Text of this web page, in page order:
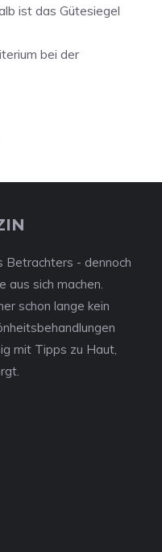
ist das Gütesiegel
bei der
Betrachters - dennoch
aus sich machen.
schon lange kein
mit Tipps zu Haut,